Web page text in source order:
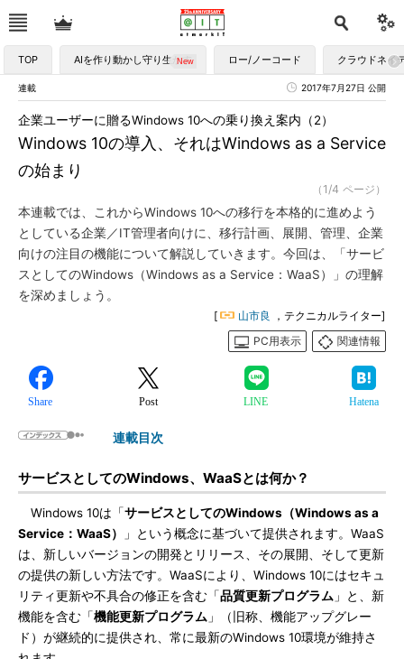
TOP AIを作り動かし守り生かす ロー/ノーコード クラウドネイ
連載 2017年7月27日 公開
Windows 10の導入、それはWindows as a Service
の始まり
企業ユーザーに贈るWindows 10への乗り換え案内（2）
（1/4 ページ）
本連載では、これからWindows 10への移行を本格的に進めよう
としている企業／IT管理者向けに、移行計画、展開、管理、企業
向けの注目の機能について解説していきます。今回は、「サービ
スとしてのWindows（Windows as a Service：WaaS）」の理解
を深めましょう。
[ 山市良
，テクニカルライター]
PC用表示
関連情報
Share Post LINE Hatena
連載目次
サービスとしてのWindows、WaaSとは何か？
Windows 10は「サービスとしてのWindows（Windows as a
Service：WaaS）
」という概念に基づいて提供されます。WaaS
は、新しいバージョンの開発とリリース、その展開、そして更新
の提供の新しい方法です。WaaSにより、Windows 10にはセキュ
リティ更新や不具合の修正を含む「品質更新プログラム 」と、新
機能を含む「機能更新プログラム 」（旧称、機能アップグレー
ド）が継続的に提供され、常に最新のWindows 10環境が維持さ